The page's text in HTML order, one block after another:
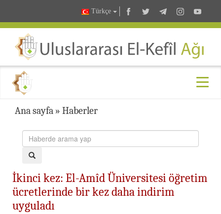
Türkçe
Ana sayfa » Haberler
İkinci kez: El-Amîd Üniversitesi öğretim
ücretlerinde bir kez daha indirim
uyguladı